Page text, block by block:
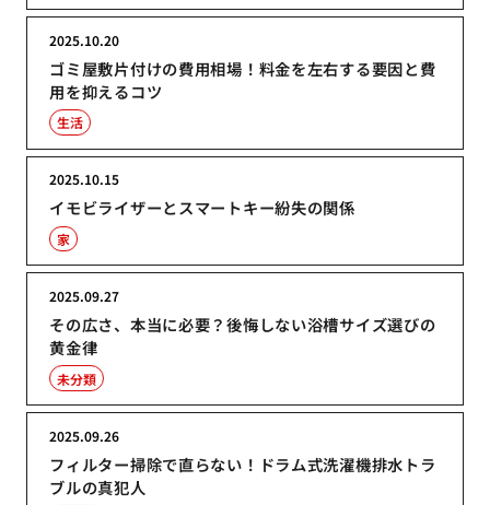
ゴミ屋敷片付けの費用相場！料金を左右する要因と費
用を抑えるコツ
2025.10.20
生活
イモビライザーとスマートキー紛失の関係
2025.10.15
家
その広さ、本当に必要？後悔しない浴槽サイズ選びの
黄金律
2025.09.27
未分類
フィルター掃除で直らない！ドラム式洗濯機排水トラ
ブルの真犯人
2025.09.26